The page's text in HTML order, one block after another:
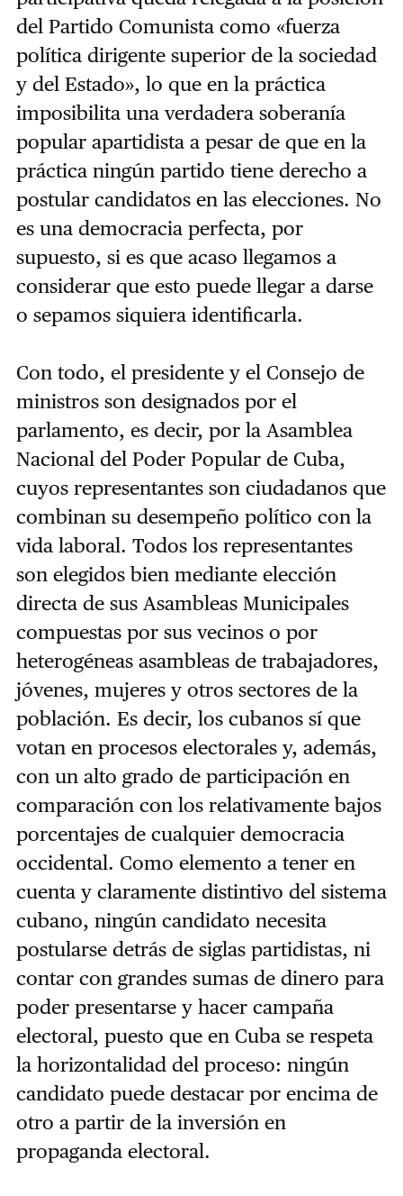
del Partido Comunista como «fuerza
política dirigente superior de la sociedad
y del Estado», lo que en la práctica
imposibilita una verdadera soberanía
popular apartidista a pesar de que en la
práctica ningún partido tiene derecho a
postular candidatos en las elecciones. No
es una democracia perfecta, por
supuesto, si es que acaso llegamos a
considerar que esto puede llegar a darse
o sepamos siquiera identificarla.
Con todo, el presidente y el Consejo de
ministros son designados por el
parlamento, es decir, por la Asamblea
Nacional del Poder Popular de Cuba,
cuyos representantes son ciudadanos que
combinan su desempeño político con la
vida laboral. Todos los representantes
son elegidos bien mediante elección
directa de sus Asambleas Municipales
compuestas por sus vecinos o por
heterogéneas asambleas de trabajadores,
jóvenes, mujeres y otros sectores de la
población. Es decir, los cubanos sí que
votan en procesos electorales y, además,
con un alto grado de participación en
comparación con los relativamente bajos
porcentajes de cualquier democracia
occidental. Como elemento a tener en
cuenta y claramente distintivo del sistema
cubano, ningún candidato necesita
postularse detrás de siglas partidistas, ni
contar con grandes sumas de dinero para
poder presentarse y hacer campaña
electoral, puesto que en Cuba se respeta
la horizontalidad del proceso: ningún
candidato puede destacar por encima de
otro a partir de la inversión en
propaganda electoral.